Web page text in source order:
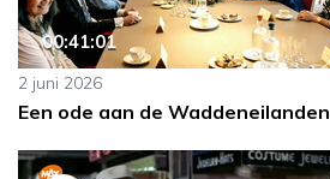
00:41:01
2 juni 2026
Een ode aan de Waddeneilanden